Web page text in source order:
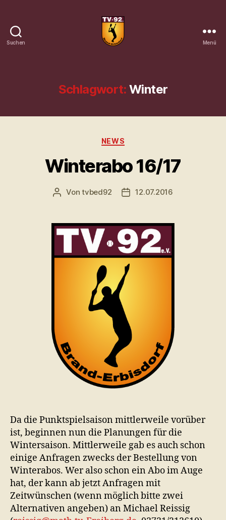
Suchen
92
e.
Menü
Schlagwort: Winter
Kategorien
NEWS
Winterabo 16/17
Beitragsautor
Vontvbed92 Veröffentlichungsdatum
12.07.2016
Da die Punktspielsaison mittlerweile vorüber
ist, beginnen nun die Planungen für die
Wintersaison. Mittlerweile gab es auch schon
einige Anfragen zwecks der Bestellung von
Winterabos. Wer also schon ein Abo im Auge
hat, der kann ab jetzt Anfragen mit
Zeitwünschen (wenn möglich bitte zwei
Alternativen angeben) an Michael Reissig